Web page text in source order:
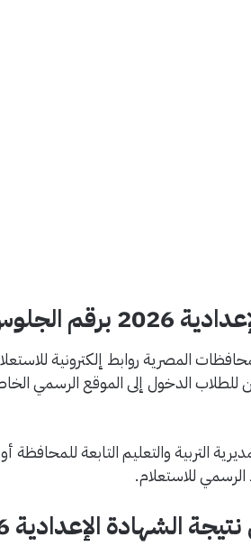
الجلوس
المصرية روابط إلكترونية
للطلاب الدخول إلى الموقع الرسمي
التربية والتعليم التابعة للمحافظة
الرسمي للاستعلام.
الشهادة الإعدادية 2026